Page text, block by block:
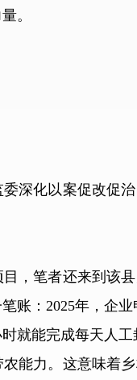
。
化以案促改促治
笔者还来到该县
账：2025年，企
就能完成每天人
能力。这意味着